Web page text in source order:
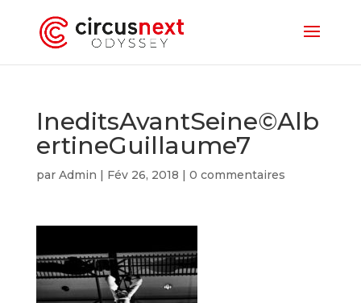
IneditsAvantSeine©Alb
ertineGuillaume7
par Admin | Fév 26, 2018 | 0 commentaires